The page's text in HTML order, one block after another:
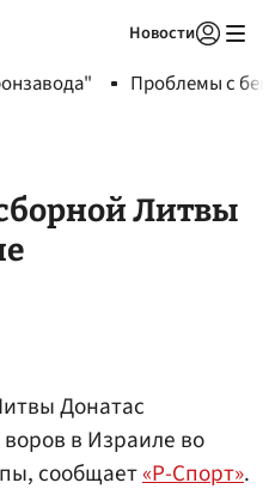
Новости
Проблемы с
Литвы
Донатас
в Израиле во
сообщает«Р-Спорт».